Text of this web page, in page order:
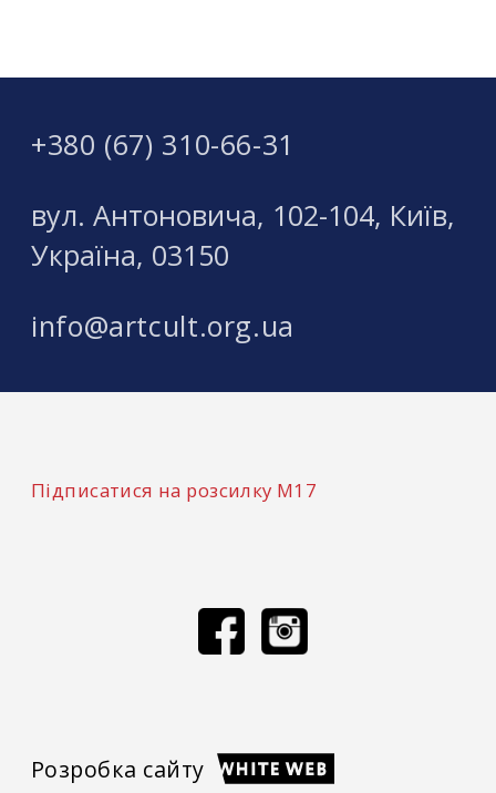
+380 (67) 310-66-31
вул. Антоновича, 102-104, Київ,
Україна, 03150
info@artcult.org.ua
Підписатися на розсилку М17
Розробка сайту